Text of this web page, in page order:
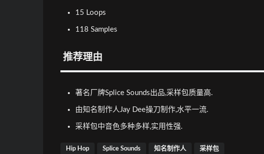
15 Loops
118 Samples
推荐理由
著名厂牌Splice Sounds出品,采样包质量高.
由知名制作人Jay Dee操刀制作,水平一流.
采样包中音色多种多样,实用性强.
Hip Hop Splice Sounds 知名制作人 采样包